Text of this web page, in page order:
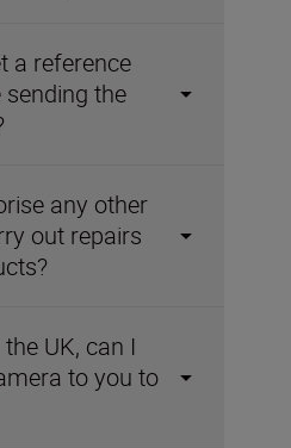
a reference
the
any other
out repairs
UK, can I
to you to